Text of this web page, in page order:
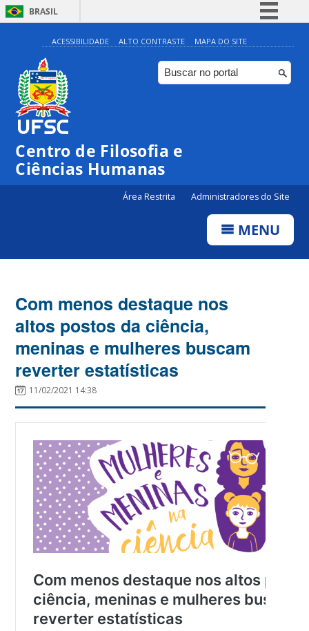
BRASIL
Simplifique!
Comunica BR
Participe
ACESSIBILIDADE ALTO CONTRASTE MAPA DO SITE
Centro de Filosofia e
Ciências Humanas
Área Restrita Administradores do Site
MENU
Com menos destaque nos
altos postos da ciência,
meninas e mulheres buscam
reverter estatísticas
11/02/2021 14:38